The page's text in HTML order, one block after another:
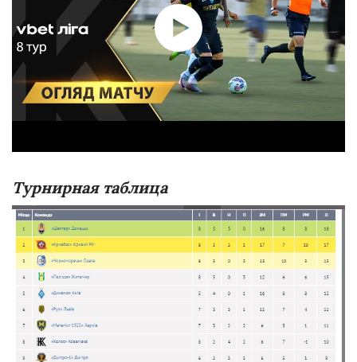
Турнирная таблица